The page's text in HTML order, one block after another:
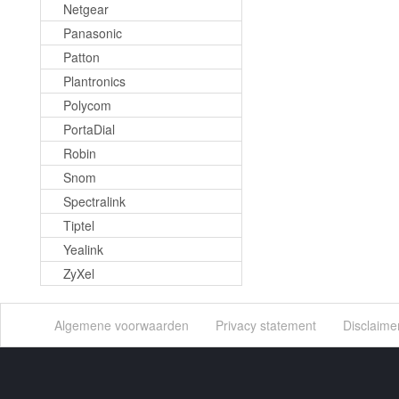
Netgear
Panasonic
Patton
Plantronics
Polycom
PortaDial
Robin
Snom
Spectralink
Tiptel
Yealink
ZyXel
Algemene voorwaarden Privacy statement